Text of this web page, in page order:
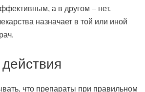
а в другом – нет.
назначает в той или иной
что препараты при правильном